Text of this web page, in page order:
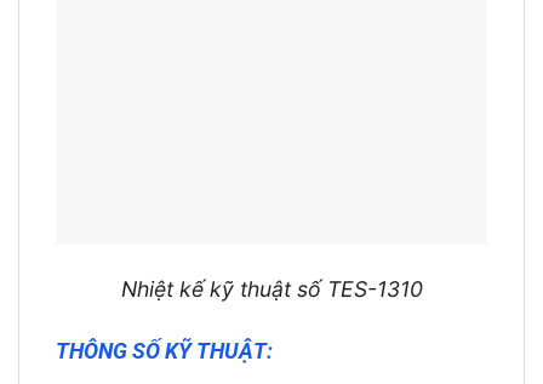
Nhiệt kế kỹ thuật số TES-1310
THÔNG SỐ KỸ THUẬT: